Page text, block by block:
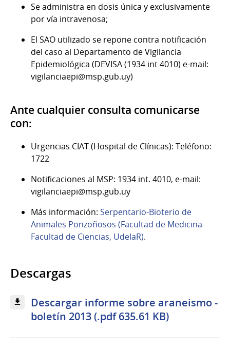
Se administra en dosis única y exclusivamente
por vía intravenosa;
El SAO utilizado se repone contra notificación
del caso al Departamento de Vigilancia
Epidemiológica (DEVISA (1934 int 4010) e-mail:
vigilanciaepi@msp.gub.uy)
Ante cualquier consulta comunicarse
con:
Urgencias CIAT (Hospital de Clínicas): Teléfono:
1722
Notificaciones al MSP: 1934 int. 4010, e-mail:
vigilanciaepi@msp.gub.uy
Más información: Serpentario-Bioterio de
Animales Ponzoñosos (Facultad de Medicina-
Facultad de Ciencias, UdelaR).
Descargas
Descargar informe sobre araneismo -
boletín 2013 (.pdf 635.61 KB)